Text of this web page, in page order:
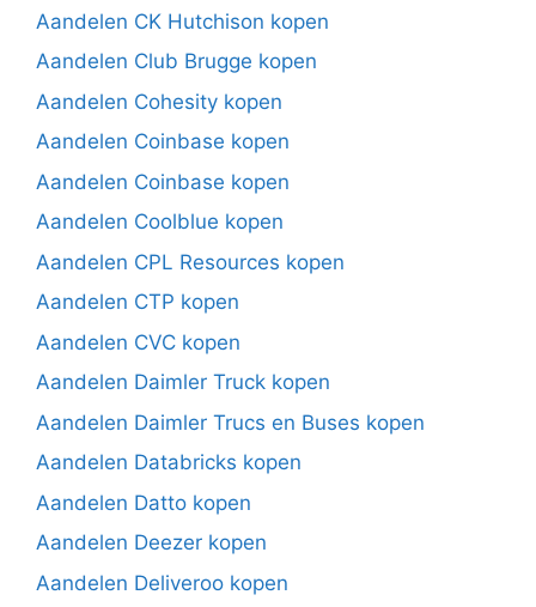
Aandelen CK Hutchison kopen
Aandelen Club Brugge kopen
Aandelen Cohesity kopen
Aandelen Coinbase kopen
Aandelen Coinbase kopen
Aandelen Coolblue kopen
Aandelen CPL Resources kopen
Aandelen CTP kopen
Aandelen CVC kopen
Aandelen Daimler Truck kopen
Aandelen Daimler Trucs en Buses kopen
Aandelen Databricks kopen
Aandelen Datto kopen
Aandelen Deezer kopen
Aandelen Deliveroo kopen